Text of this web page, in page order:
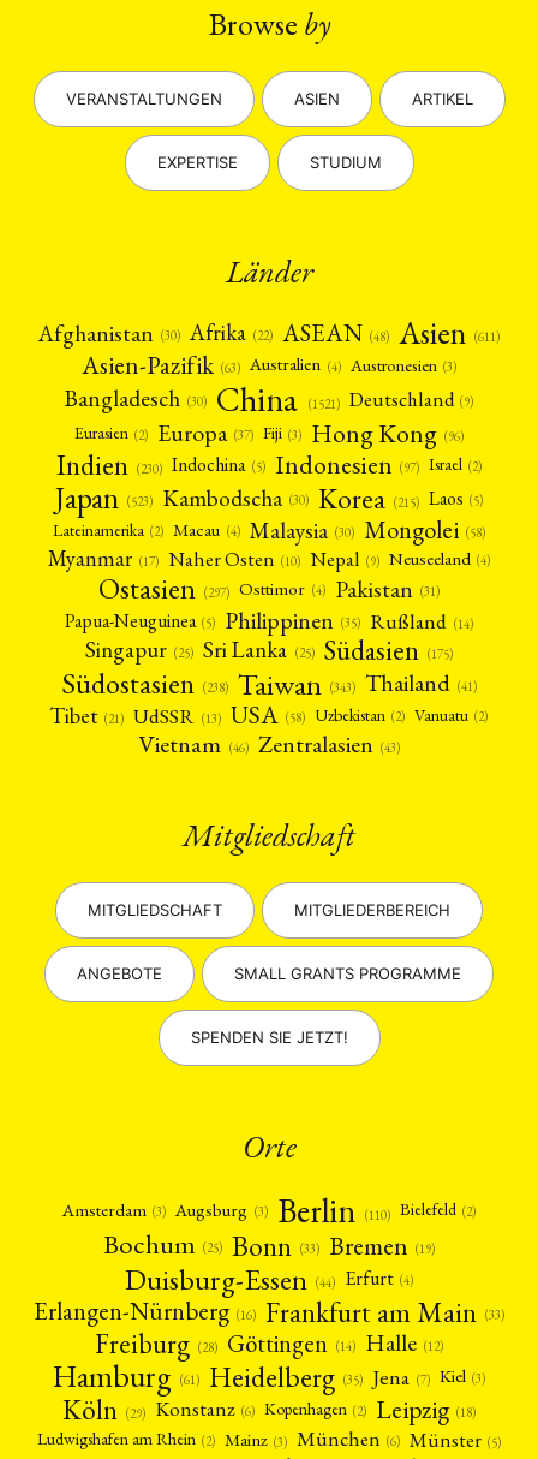
Browse by
VERANSTALTUNGEN ASIEN ARTIKEL
EXPERTISE STUDIUM
Länder
Afghanistan (30) Afrika (22) ASEAN (48) Asien (611)
Asien-Pazifik (63) Australien (4) Austronesien (3)
Bangladesch (30) China (1521) Deutschland (9)
Eurasien (2) Europa (37) Fiji (3) Hong Kong (96)
Indien (230) Indochina (5) Indonesien (97) Israel (2)
Japan (523) Kambodscha (30) Korea (215) Laos (5)
Lateinamerika (2) Macau (4) Malaysia (30) Mongolei (58)
Myanmar (17) Naher Osten (10) Nepal (9) Neuseeland (4)
Ostasien (297) Osttimor (4) Pakistan (31)
Papua-Neuguinea (5) Philippinen (35) Rußland (14)
Singapur (25) Sri Lanka (25) Südasien (175)
Südostasien (238) Taiwan (343) Thailand (41)
Tibet (21) UdSSR (13) USA (58) Uzbekistan (2) Vanuatu (2)
Vietnam (46) Zentralasien (43)
Mitgliedschaft
MITGLIEDSCHAFT MITGLIEDERBEREICH
ANGEBOTE SMALL GRANTS PROGRAMME
SPENDEN SIE JETZT!
Orte
Amsterdam (3) Augsburg (3) Berlin (110) Bielefeld (2)
Bochum (25) Bonn (33) Bremen (19)
Duisburg-Essen (44) Erfurt (4)
Erlangen-Nürnberg (16) Frankfurt am Main (33)
Freiburg (28) Göttingen (14) Halle (12)
Hamburg (61) Heidelberg (35) Jena (7) Kiel (3)
Köln (29) Konstanz (6) Kopenhagen (2) Leipzig (18)
Ludwigshafen am Rhein (2) Mainz (3) München (6) Münster (5)